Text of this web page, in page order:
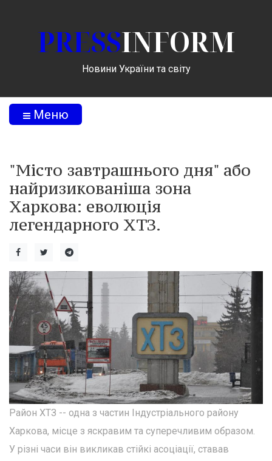
PRESSINFORM
Новини України та світу
Меню
"Місто завтрашнього дня" або
найризикованіша зона
Харкова: еволюція
легендарного ХТЗ.
Район ХТЗ -- одна з частин Індустріального району
Харкова, місце з яскравим та суперечливим образом.
У різні часи він викликав стійкі асоціації, ставав